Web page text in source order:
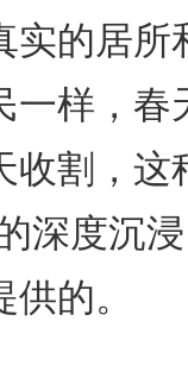
实的居所
一样，春
收割，这
深度沉
的。